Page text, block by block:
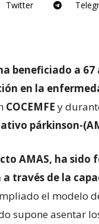
Twitter
beneficiado a
en la
COCEMFE y
párkinson-
AMAS, ha
a través de la
el modelo
suponeasentar